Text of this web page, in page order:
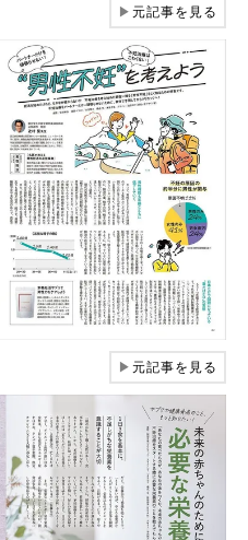
▶元記事を見る
▶元記事を見る